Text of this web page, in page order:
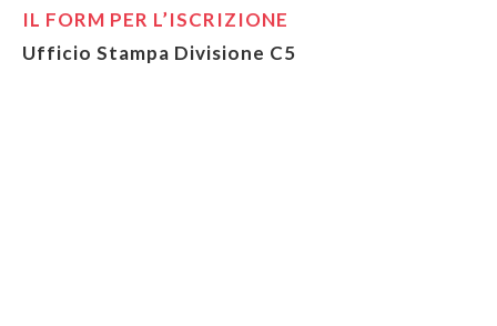
IL FORM PER L’ISCRIZIONE
Ufficio Stampa Divisione C5